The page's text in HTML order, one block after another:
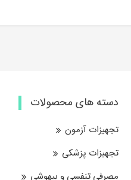
دسته های محصولات
تجهیزات آزمون
تجهیزات پزشکی
مصرفی تنفسی و بیهوشی